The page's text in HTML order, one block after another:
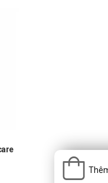
Rtro-V